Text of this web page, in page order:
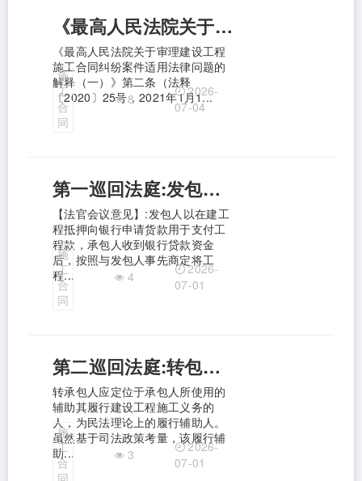
《最高人民法院关于审理建设工程施工合同纠纷案件适用法律问题的解释（一）》第二条（法释〔2020〕25号，2021年1月1日施行）
《最高人民法院关于审理建设工程
施工合同纠纷案件适用法律问题的
解释（一）》第二条（法释
〔2020〕25号，2021年1月1...
施
工
合
同
8
2026-
07-04
第一巡回法庭:发包人与承包人串通，以支付工程款的名义申请建工程抵押贷款，承包人收到工程款后又将款项转回发包人，还可以就该部分款项主张在建工程价款优先受偿吗？
【法官会议意见】:发包人以在建工
程抵押向银行申请货款用于支付工
程款，承包人收到银行贷款资金
后，按照与发包人事先商定将工
程...
施
工
合
同
4
2026-
07-01
第二巡回法庭:转包法律关系中转承包人的权利行使界限。
转承包人应定位于承包人所使用的
辅助其履行建设工程施工义务的
人，为民法理论上的履行辅助人。
虽然基于司法政策考量，该履行辅
助...
施
工
合
同
3
2026-
07-01